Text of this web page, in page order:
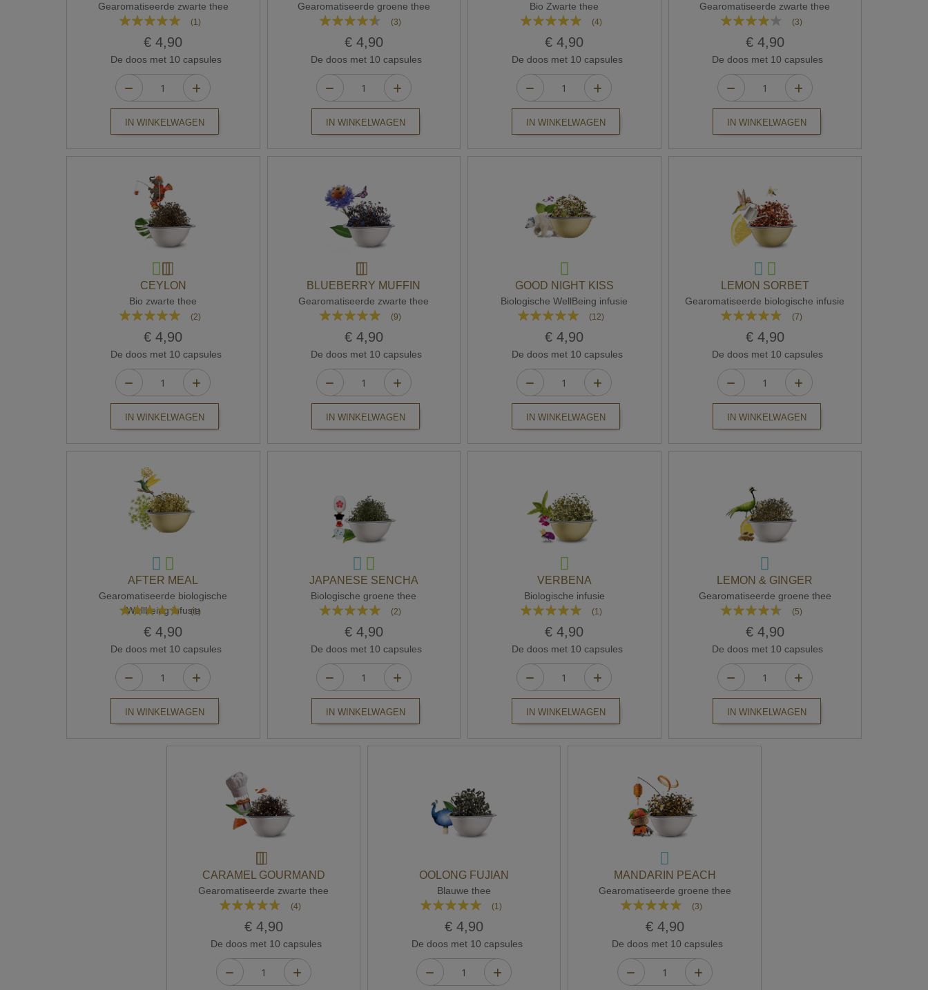
Gearomatiseerde zwarte thee
Waardering:
(1)
€ 4,90
De doos met 10 capsules
IN WINKELWAGEN
Gearomatiseerde groene thee
Waardering:
(3)
€ 4,90
De doos met 10 capsules
IN WINKELWAGEN
Bio Zwarte thee
Waardering:
(4)
€ 4,90
De doos met 10 capsules
IN WINKELWAGEN
Gearomatiseerde zwarte thee
Waardering:
(3)
€ 4,90
De doos met 10 capsules
IN WINKELWAGEN
CEYLON
Bio zwarte thee
Waardering:
(2)
€ 4,90
De doos met 10 capsules
IN WINKELWAGEN
BLUEBERRY MUFFIN
Gearomatiseerde zwarte thee
Waardering:
(9)
€ 4,90
De doos met 10 capsules
IN WINKELWAGEN
GOOD NIGHT KISS
Biologische WellBeing infusie
Waardering:
(12)
€ 4,90
De doos met 10 capsules
IN WINKELWAGEN
LEMON SORBET
Gearomatiseerde biologische infusie
Waardering:
(7)
€ 4,90
De doos met 10 capsules
IN WINKELWAGEN
AFTER MEAL
Gearomatiseerde biologische
Wellbeing infusie
Waardering:
(1)
€ 4,90
De doos met 10 capsules
IN WINKELWAGEN
JAPANESE SENCHA
Biologische groene thee
Waardering:
(2)
€ 4,90
De doos met 10 capsules
IN WINKELWAGEN
VERBENA
Biologische infusie
Waardering:
(1)
€ 4,90
De doos met 10 capsules
IN WINKELWAGEN
LEMON & GINGER
Gearomatiseerde groene thee
Waardering:
(5)
€ 4,90
De doos met 10 capsules
IN WINKELWAGEN
CARAMEL GOURMAND
Gearomatiseerde zwarte thee
Waardering:
(4)
€ 4,90
De doos met 10 capsules
OOLONG FUJIAN
Blauwe thee
Waardering:
(1)
€ 4,90
De doos met 10 capsules
MANDARIN PEACH
Gearomatiseerde groene thee
Waardering:
(3)
€ 4,90
De doos met 10 capsules